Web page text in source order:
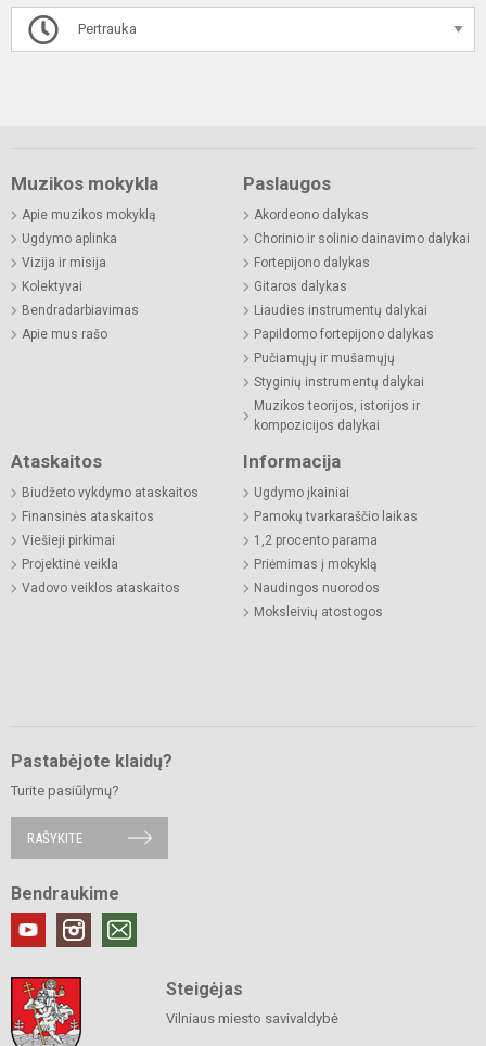
Pertrauka
Muzikos mokykla
Apie muzikos mokyklą
Ugdymo aplinka
Vizija ir misija
Kolektyvai
Bendradarbiavimas
Apie mus rašo
Paslaugos
Akordeono dalykas
Chorinio ir solinio dainavimo dalykai
Fortepijono dalykas
Gitaros dalykas
Liaudies instrumentų dalykai
Papildomo fortepijono dalykas
Pučiamųjų ir mušamųjų
Styginių instrumentų dalykai
Muzikos teorijos, istorijos ir
kompozicijos dalykai
Ataskaitos
Biudžeto vykdymo ataskaitos
Finansinės ataskaitos
Viešieji pirkimai
Projektinė veikla
Vadovo veiklos ataskaitos
Informacija
Ugdymo įkainiai
Pamokų tvarkaraščio laikas
1,2 procento parama
Priėmimas į mokyklą
Naudingos nuorodos
Moksleivių atostogos
Pastabėjote klaidų?
Turite pasiūlymų?
RAŠYKITE
Bendraukime
Steigėjas
Vilniaus miesto savivaldybė